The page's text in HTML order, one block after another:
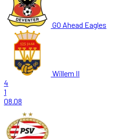
GO Ahead Eagles
Willem II
4
1
08.08